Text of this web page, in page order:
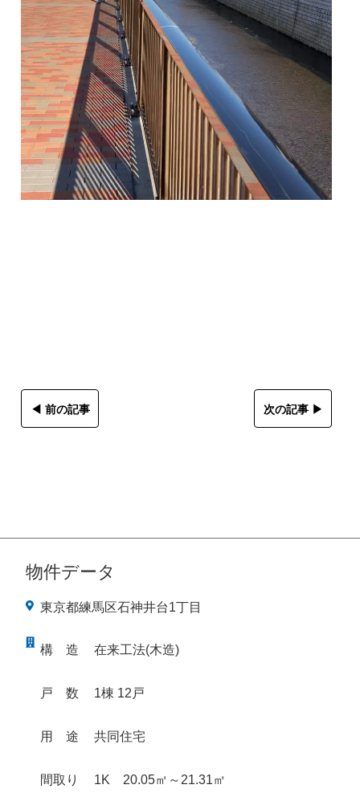
物件データ
東京都練馬区石神井台1丁目
構 造 在来工法(木造)
戸 数 1棟 12戸
用 途 共同住宅
間取り 1K 20.05㎡～21.31㎡
◀︎ 前の記事 次の記事 ▶︎